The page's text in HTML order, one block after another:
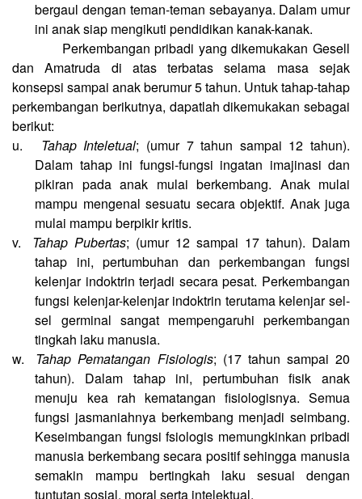
bergaul dengan teman-teman sebayanya. Dalam umur
ini anak siap mengikuti pendidikan kanak-kanak.
Perkembangan pribadi yang dikemukakan Gesell
dan Amatruda di atas terbatas selama masa sejak
konsepsi sampai anak berumur 5 tahun. Untuk tahap-tahap
perkembangan berikutnya, dapatlah dikemukakan sebagai
berikut:
u.
Tahap Inteletual; (umur 7 tahun sampai 12 tahun).
Dalam tahap ini fungsi-fungsi ingatan imajinasi dan
pikiran pada anak mulai berkembang. Anak mulai
mampu mengenal sesuatu secara objektif. Anak juga
mulai mampu berpikir kritis.
v.
Tahap Pubertas; (umur 12 sampai 17 tahun). Dalam
tahap ini, pertumbuhan dan perkembangan fungsi
kelenjar indoktrin terjadi secara pesat. Perkembangan
fungsi kelenjar-kelenjar indoktrin terutama kelenjar sel-
sel germinal sangat mempengaruhi perkembangan
tingkah laku manusia.
w.
Tahap Pematangan Fisiologis; (17 tahun sampai 20
tahun). Dalam tahap ini, pertumbuhan fisik anak
menuju kea rah kematangan fisiologisnya. Semua
fungsi jasmaniahnya berkembang menjadi seimbang.
Keseimbangan fungsi fsiologis memungkinkan pribadi
manusia berkembang secara positif sehingga manusia
semakin mampu bertingkah laku sesuai dengan
tuntutan sosial, moral serta intelektual.